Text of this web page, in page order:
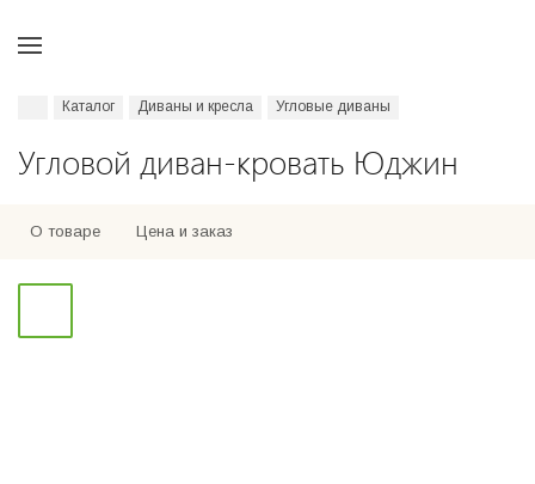
Каталог Диваны и кресла Угловые диваны
Угловой диван-кровать Юджин
О товаре Цена и заказ